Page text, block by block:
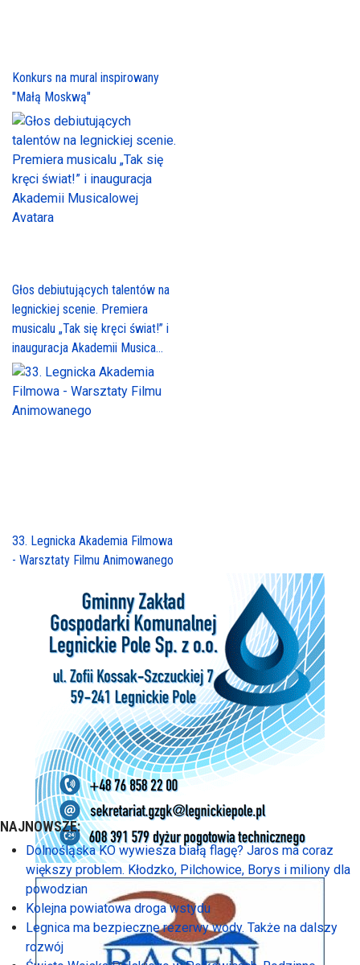
Konkurs na mural inspirowany
"Małą Moskwą"
Głos debiutujących talentów na
legnickiej scenie. Premiera
musicalu „Tak się kręci świat!” i
inauguracja Akademii Musica...
33. Legnicka Akademia Filmowa
- Warsztaty Filmu Animowanego
NAJNOWSZE:
Dolnośląska KO wywiesza białą flagę? Jaros ma coraz
większy problem. Kłodzko, Pilchowice, Borys i miliony dla
powodzian
Kolejna powiatowa droga wstydu
Legnica ma bezpieczne rezerwy wody. Także na dalszy
rozwój